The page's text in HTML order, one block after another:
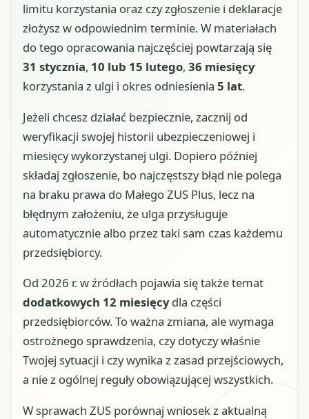
limitu korzystania oraz czy zgłoszenie i deklaracje
złożysz w odpowiednim terminie. W materiałach
do tego opracowania najczęściej powtarzają się
31 stycznia, 10 lub 15 lutego, 36 miesięcy
korzystania z ulgi i okres odniesienia 5 lat.
Jeżeli chcesz działać bezpiecznie, zacznij od
weryfikacji swojej historii ubezpieczeniowej i
miesięcy wykorzystanej ulgi. Dopiero później
składaj zgłoszenie, bo najczęstszy błąd nie polega
na braku prawa do Małego ZUS Plus, lecz na
błędnym założeniu, że ulga przysługuje
automatycznie albo przez taki sam czas każdemu
przedsiębiorcy.
Od 2026 r. w źródłach pojawia się także temat
dodatkowych 12 miesięcydla części
przedsiębiorców. To ważna zmiana, ale wymaga
ostrożnego sprawdzenia, czy dotyczy właśnie
Twojej sytuacji i czy wynika z zasad przejściowych,
a nie z ogólnej reguły obowiązującej wszystkich.
W sprawach ZUS porównaj wniosek z aktualną